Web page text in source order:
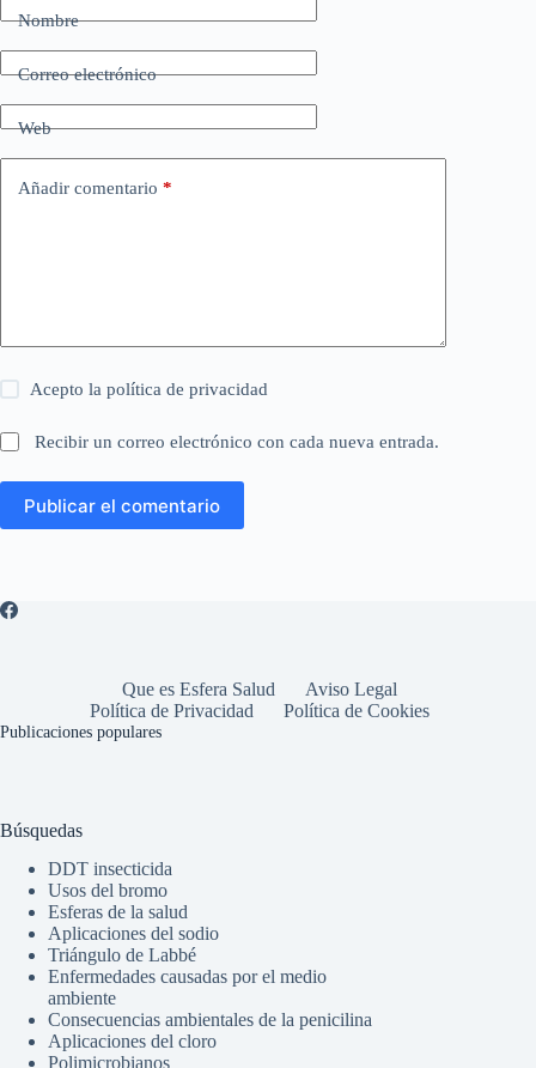
Nombre
Correo electrónico
Web
Añadir comentario *
Acepto lapolítica de privacidad
Recibir un correo electrónico con cada nueva entrada.
Publicar el comentario
Que es Esfera Salud
Aviso Legal
Política de Privacidad
Política de Cookies
Publicaciones populares
Búsquedas
DDT insecticida
Usos del bromo
Esferas de la salud
Aplicaciones del sodio
Triángulo de Labbé
Enfermedades causadas por el medio
ambiente
Consecuencias ambientales de la penicilina
Aplicaciones del cloro
Polimicrobianos